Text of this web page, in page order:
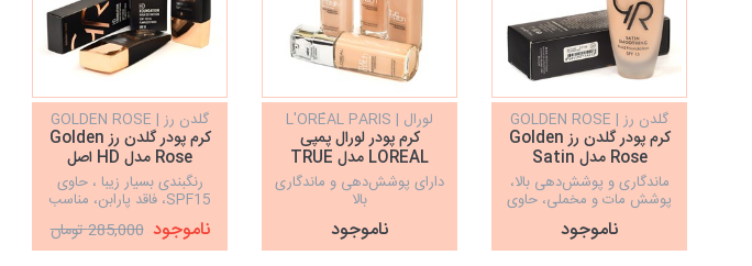
گلدن رز | GOLDEN ROSE
کرم پودر گلدن رز Golden
Rose مدل Satin
Smoothing
ماندگاری و پوشش‌دهی بالا،
پوشش مات و مخملی، حاوی
پارابن، مناسب برای انواع
پوست
ناموجود
لورال | L'ORÉAL PARIS
کرم پودر لورال پمپی
LOREAL مدل TRUE
MATCH
دارای پوشش‌دهی و ماندگاری
بالا
ناموجود
گلدن رز | GOLDEN ROSE
کرم پودر گلدن رز Golden
Rose مدل HD اصل
رنگبندی بسیار زیبا ، حاوی
SPF15، فاقد پارابن، مناسب
ناموجود 285,000 تومان